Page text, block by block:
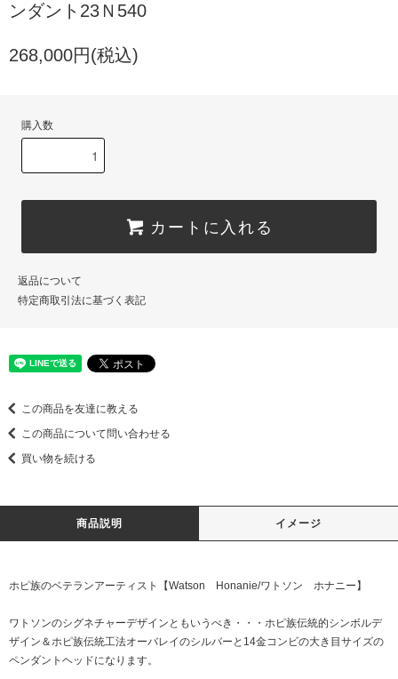
ンダント23Ｎ540
268,000円(税込)
購入数
カートに入れる
返品について
特定商取引法に基づく表記
この商品を友達に教える
この商品について問い合わせる
買い物を続ける
商品説明 イメージ
ホピ族のベテランアーティスト【Watson Honanie/ワトソン ホナニー】
ワトソンのシグネチャーデザインともいうべき・・・ホピ族伝統的シンボルデ
ザイン＆ホピ族伝統工法オーバレイのシルバーと14金コンビの大き目サイズの
ペンダントヘッドになります。